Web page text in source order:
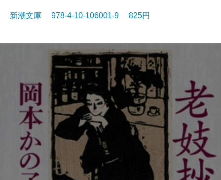
新潮文庫 978-4-10-106001-9 825円